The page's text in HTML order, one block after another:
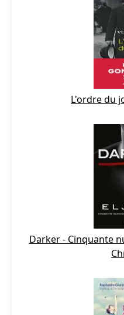
L'ordre du
Darker - Cinquante